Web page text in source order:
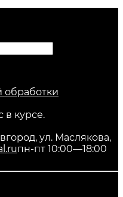
обработки
в курсе.
ул. Маслякова,
пн-пт 10:00—18:00